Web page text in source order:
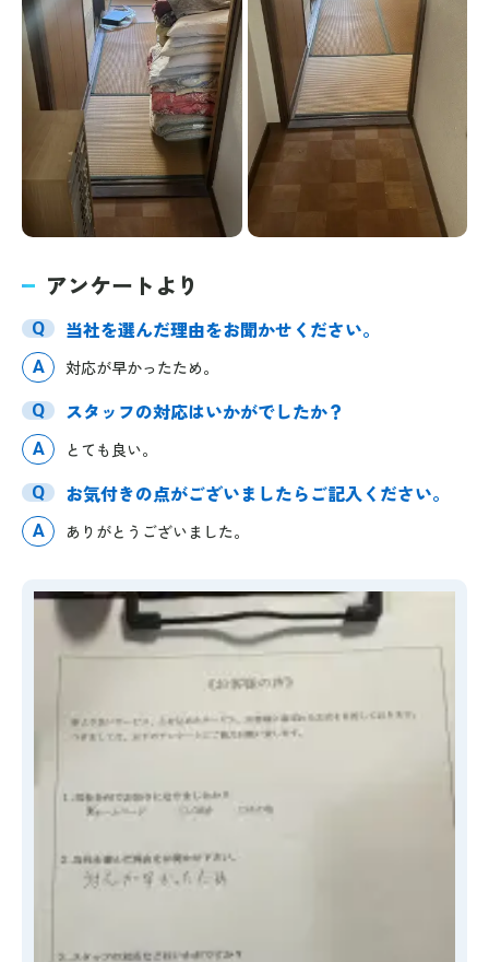
アンケートより
Q 当社を選んだ理由をお聞かせください。
A
対応が早かったため。
Q
スタッフの対応はいかがでしたか？
A
とても良い。
Q
お気付きの点がございましたらご記入ください。
A ありがとうございました。